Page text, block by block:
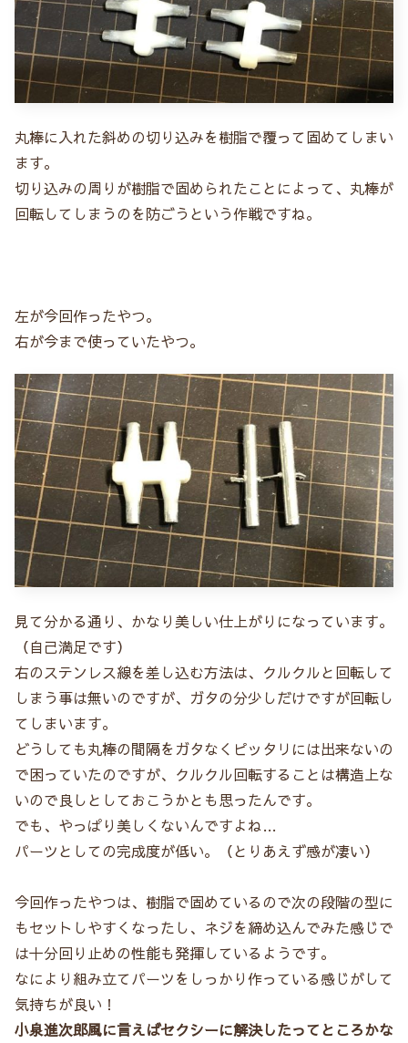
丸棒に入れた斜めの切り込みを樹脂で覆って固めてしまい
ます。
切り込みの周りが樹脂で固められたことによって、丸棒が
回転してしまうのを防ごうという作戦ですね。
左が今回作ったやつ。
右が今まで使っていたやつ。
見て分かる通り、かなり美しい仕上がりになっています。
（自己満足です）
右のステンレス線を差し込む方法は、クルクルと回転して
しまう事は無いのですが、ガタの分少しだけですが回転し
てしまいます。
どうしても丸棒の間隔をガタなくピッタリには出来ないの
で困っていたのですが、クルクル回転することは構造上な
いので良しとしておこうかとも思ったんです。
でも、やっぱり美しくないんですよね…
パーツとしての完成度が低い。（とりあえず感が凄い）
今回作ったやつは、樹脂で固めているので次の段階の型に
もセットしやすくなったし、ネジを締め込んでみた感じで
は十分回り止めの性能も発揮しているようです。
なにより組み立てパーツをしっかり作っている感じがして
気持ちが良い！
小泉進次郎風に言えばセクシーに解決したってところかな